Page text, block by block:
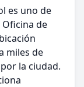
es uno de
de
miles de
la ciudad.